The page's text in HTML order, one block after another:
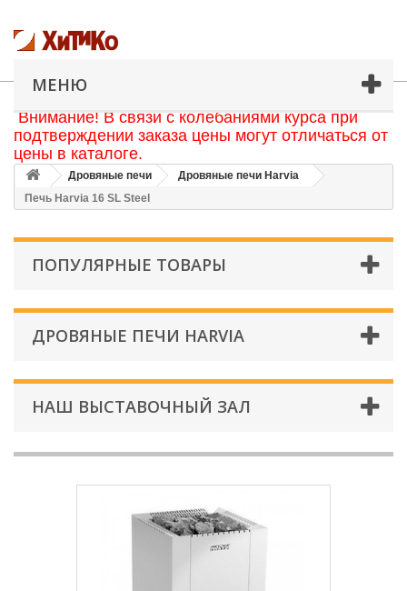
МЕНЮ
Внимание! В связи с колебаниями курса при
подтверждении заказа цены могут отличаться от
цены в каталоге.
Дровяные печи
Дровяные печи Harvia
Печь Harvia 16 SL Steel
ПОПУЛЯРНЫЕ ТОВАРЫ
ДРОВЯНЫЕ ПЕЧИ HARVIA
НАШ ВЫСТАВОЧНЫЙ ЗАЛ